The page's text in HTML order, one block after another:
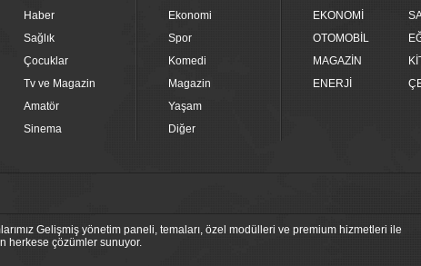
Haber
Sağlık
Çocuklar
Tv ve Magazin
Amatör
Sinema
Ekonomi
Spor
Komedi
Magazin
Yaşam
Diğer
EKONOMİ
OTOMOBİL
MAGAZİN
ENERJİ
Gelişmiş yönetim paneli, temaları, özel modülleri ve premium hizmetleri ile
herkese çözümler sunuyor.